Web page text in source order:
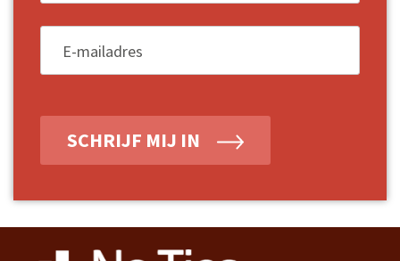
E-mailadres
SCHRIJF MIJ IN